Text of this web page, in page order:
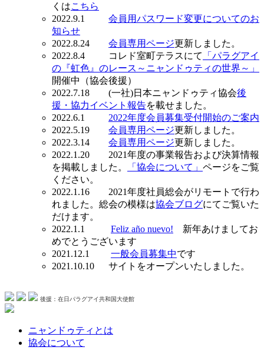
くはこちら
2022.9.1 会員用パスワード変更についてのお
知らせ
2022.8.24 会員専用ページ更新しました。
2022.8.4 コレド室町テラスにて
「パラグアイ
の『虹色』のレース～ニャンドゥティの世界～」
開催中（協会後援）
2022.7.18 (一社)日本ニャンドゥティ協会後
援・協力イベント報告を載せました。
2022.6.1 2022年度会員募集受付開始のご案内
2022.5.19 会員専用ページ更新しました。
2022.3.14 会員専用ページ更新しました。
2022.1.20 2021年度の事業報告および決算情報
を掲載しました。
「協会について」 ページをご覧
ください。
2022.1.16 2021年度社員総会がリモートで行わ
れました。総会の模様は協会ブログにてご覧いた
だけます。
2022.1.1 Feliz año nuevo! 新年あけましてお
めでとうございます
2021.12.1 一般会員募集中です
2021.10.10 サイトをオープンいたしました。
後援：在日パラグアイ共和国大使館
ニャンドゥティとは
協会について